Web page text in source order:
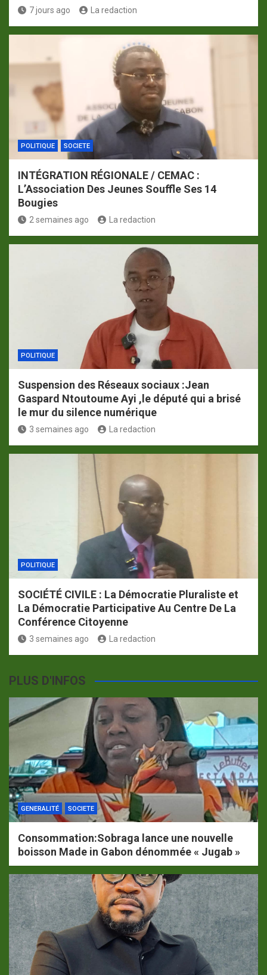
7 jours ago La redaction
POLITIQUE SOCIETE
INTÉGRATION RÉGIONALE / CEMAC :
L’Association Des Jeunes Souffle Ses 14
Bougies
2 semaines ago La redaction
POLITIQUE
Suspension des Réseaux sociaux :Jean
Gaspard Ntoutoume Ayi ,le député qui a brisé
le mur du silence numérique
3 semaines ago La redaction
POLITIQUE
SOCIÉTÉ CIVILE : La Démocratie Pluraliste et
La Démocratie Participative Au Centre De La
Conférence Citoyenne
3 semaines ago La redaction
PLUS D'INFOS
GENERALITÉ SOCIETE
Consommation:Sobraga lance une nouvelle
boisson Made in Gabon dénommée « Jugab »